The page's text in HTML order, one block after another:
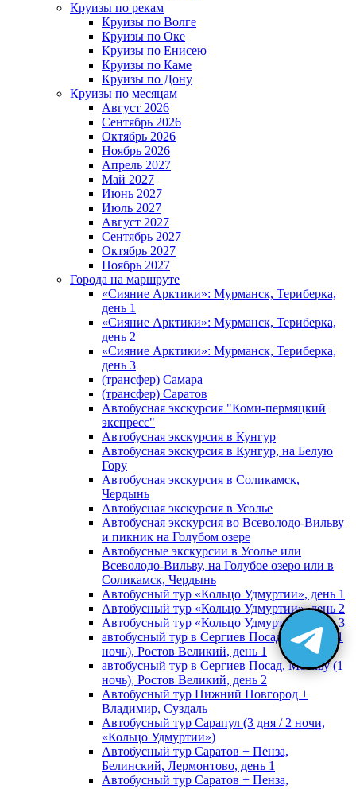
Круизы по рекам
Круизы по Волге
Круизы по Оке
Круизы по Енисею
Круизы по Каме
Круизы по Дону
Круизы по месяцам
Август 2026
Сентябрь 2026
Октябрь 2026
Ноябрь 2026
Апрель 2027
Май 2027
Июнь 2027
Июль 2027
Август 2027
Сентябрь 2027
Октябрь 2027
Ноябрь 2027
Города на маршруте
«Сияние Арктики»: Мурманск, Териберка,
день 1
«Сияние Арктики»: Мурманск, Териберка,
день 2
«Сияние Арктики»: Мурманск, Териберка,
день 3
(трансфер) Самара
(трансфер) Саратов
Автобусная экскурсия "Коми-пермяцкий
экспресс"
Автобусная экскурсия в Кунгур
Автобусная экскурсия в Кунгур, на Белую
Гору
Автобусная экскурсия в Соликамск,
Чердынь
Автобусная экскурсия в Усолье
Автобусная экскурсия во Всеволодо-Вильву
и пикник на Голубом озере
Автобусные экскурсии в Усолье или
Всеволодо-Вильву, на Голубое озеро или в
Соликамск, Чердынь
Автобусный тур «Кольцо Удмуртии», день 1
Автобусный тур «Кольцо Удмуртии», день 2
Автобусный тур «Кольцо Удмуртии», день 3
автобусный тур в Сергиев Посад, Москву (1
ночь), Ростов Великий, день 1
автобусный тур в Сергиев Посад, Москву (1
ночь), Ростов Великий, день 2
Автобусный тур Нижний Новгород +
Владимир, Суздаль
Автобусный тур Сарапул (3 дня / 2 ночи,
«Кольцо Удмуртии»)
Автобусный тур Саратов + Пенза,
Белинский, Лермонтово, день 1
Автобусный тур Саратов + Пенза,